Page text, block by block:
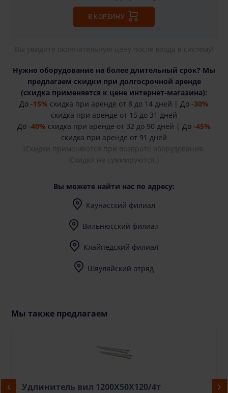
В КОРЗИНУ
Вы увидите окончательную цену после входа в систему!
Нужно оборудование на более длительный срок? Мы
предлагаем скидки при долгосрочной аренде
(cкидка применяется к цене интернет-магазина):
До -15% скидка при аренде от 8 до 14 дней | До -30%
скидка при аренде от 15 до 31 дней
До -40% скидка при аренде от 32 до 90 дней | До -45%
скидка при аренде от 91 дней
(Скидки применяются при возврате оборудования.
Скидки не суммируются.)
Вы можете найти нас по адресу:
Каунасский филиал
Вильнюсский филиал
Клайпедский филиал
Шяуляйский отряд
Мы также предлагаем
Удлинитель вил 1200Х50Х120/4т